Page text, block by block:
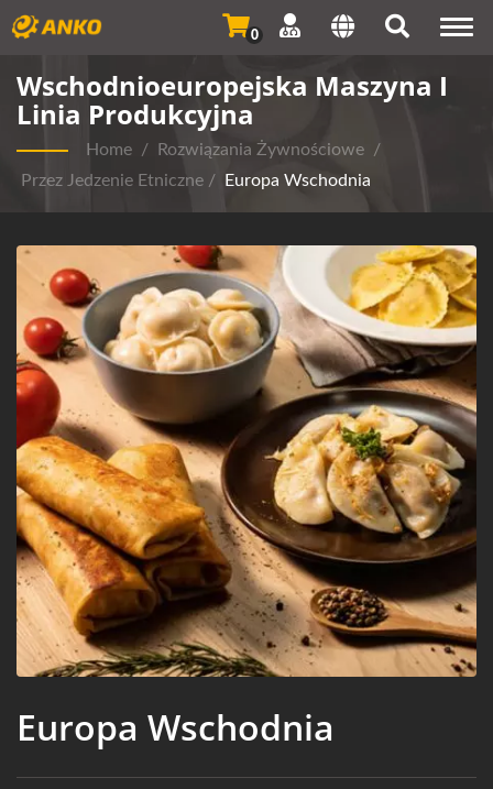
0
Wschodnioeuropejska Maszyna I
Linia Produkcyjna
Home / Rozwiązania Żywnościowe /
Przez Jedzenie Etniczne / Europa Wschodnia
Europa Wschodnia